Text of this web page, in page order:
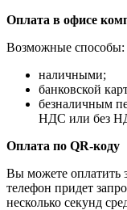
Оплата в офисе
Возможные способы:
наличными;
банковской
безналичным
НДС или без
Оплата по QR-коду
Вы можете оплатить
телефон придет
несколько секунд